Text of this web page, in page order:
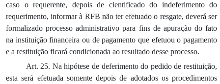
caso o requerente, depois de cientificado do indeferimento do
requerimento, informar à RFB não ter efetuado o resgate, deverá ser
formalizado processo administrativo para fins de apuração do fato
na instituição financeira ou de pagamento que efetuou o pagamento
e a restituição ficará condicionada ao resultado desse processo.
Art. 25. Na hipótese de deferimento do pedido de restituição,
esta será efetuada somente depois de adotados os procedimentos